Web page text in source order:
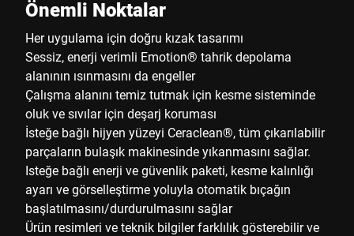
Önemli Noktalar
Her uygulama için doğru kızak tasarımı
Sessiz, enerji verimli Emotion® tahrik depolama
alanının ısınmasını da engeller
Çalışma alanını temiz tutmak için kesme sisteminde
oluk ve sıvılar için deşarj koruması
İsteğe bağlı hijyen yüzeyi Ceraclean®, tüm çıkarılabilir
parçaların bulaşık makinesinde yıkanmasını sağlar.
Isteğe bağlı enerji ve güvenlik paketi, kesme kalınlığı
ayarı ve görselleştirme yoluyla otomatik bıçağın
başlatılmasını/durdurulmasını sağlar
Ürün resimleri ve teknik bilgiler farklılık gösterebilir ve